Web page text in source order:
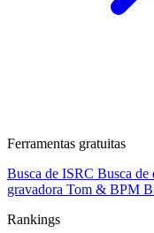
Ferramentas gratuitas
Busca de ISRC Busca de
gravadora Tom & BPM
Rankings